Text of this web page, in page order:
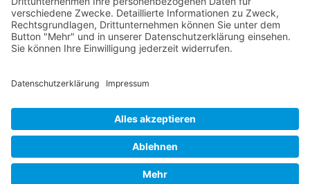
© 2026 Frank Hartung Ihr Mediator bei Konflikten in Familie,
Frank Hartung - Familien- und Wirtschaftsmediator
263 Bewertungen auf ProvenExpert.com